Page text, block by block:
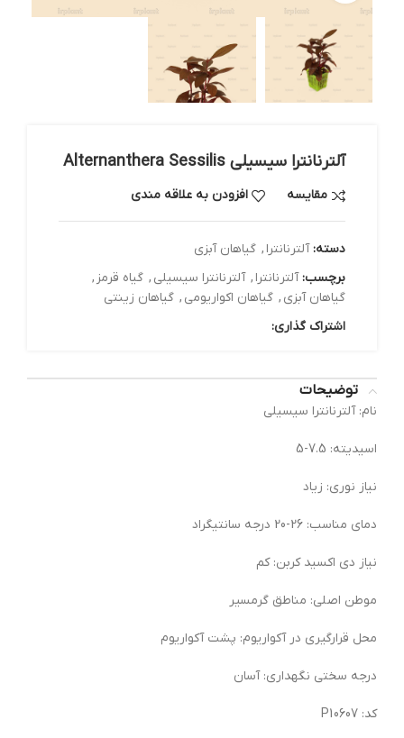
آلترنانترا سیسیلی Alternanthera Sessilis
مقایسه افزودن به علاقه مندی
دسته: آلترنانترا , گیاهان آبزی
برچسب: آلترنانترا , آلترنانترا سیسیلی , گیاه قرمز ,
گیاهان آبزی , گیاهان اکواریومی , گیاهان زینتی
اشتراک گذاری:
توضیحات
نام: آلترنانترا سیسیلی
اسیدیته: 7.5-5
نیاز نوری: زیاد
دمای مناسب: 26-20 درجه سانتیگراد
نیاز دی اکسید کربن: کم
موطن اصلی: مناطق گرمسیر
محل قرارگیری در آکواریوم: پشت آکواریوم
درجه سختی نگهداری: آسان
کد: 0607 P1